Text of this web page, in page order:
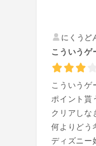
にくうど
こういう
こういうゲ
ポイント貰
クリアしな
何よりどう
ディズニー